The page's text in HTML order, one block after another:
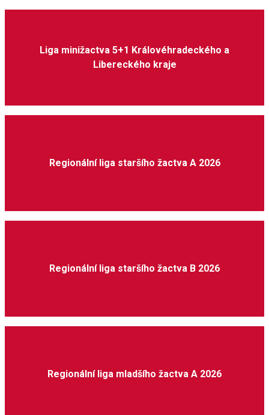
Liga minižactva 5+1 Královéhradeckého a
Libereckého kraje
Regionální liga staršího žactva A 2026
Regionální liga staršího žactva B 2026
Regionální liga mladšího žactva A 2026